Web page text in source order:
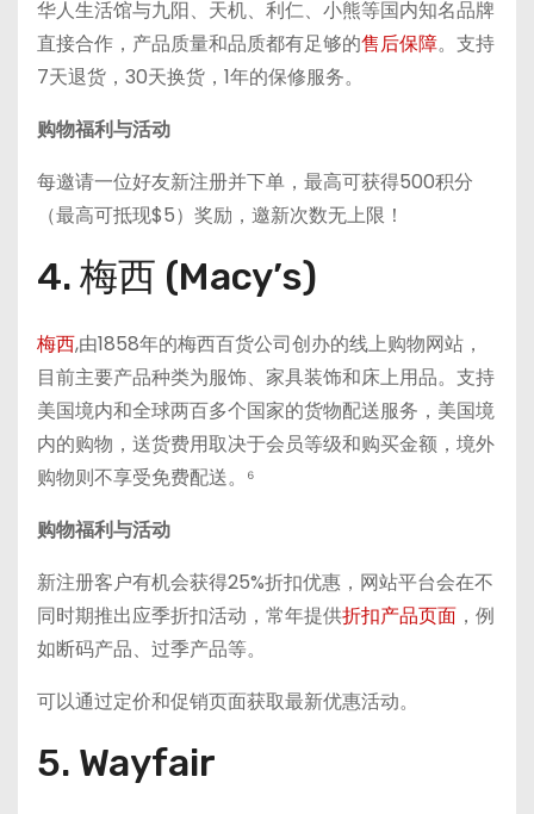
华人生活馆与九阳、天机、利仁、小熊等国内知名品牌
直接合作，产品质量和品质都有足够的售后保障。支持
7天退货，30天换货，1年的保修服务。
购物福利与活动
每邀请一位好友新注册并下单，最高可获得500积分
（最高可抵现$5）奖励，邀新次数无上限！
4. 梅西 (Macy’s)
梅西,由1858年的梅西百货公司创办的线上购物网站，
目前主要产品种类为服饰、家具装饰和床上用品。支持
美国境内和全球两百多个国家的货物配送服务，美国境
内的购物，送货费用取决于会员等级和购买金额，境外
购物则不享受免费配送。⁶
购物福利与活动
新注册客户有机会获得25%折扣优惠，网站平台会在不
同时期推出应季折扣活动，常年提供折扣产品页面 ，例
如断码产品、过季产品等。
可以通过定价和促销页面获取最新优惠活动。
5. Wayfair